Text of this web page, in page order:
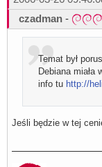
czadman -
Temat był
Debiana
info tu http://
Jeśli będzie w tej